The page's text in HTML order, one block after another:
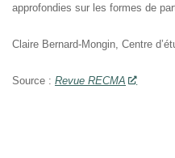
approfondies sur les formes de
Claire Bernard-Mongin, Centre
Source : Revue RECMA